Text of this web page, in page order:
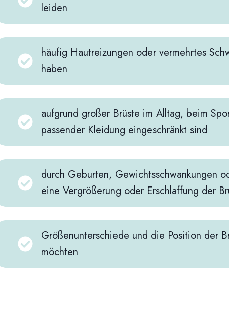
leiden
häufig Hautreizungen oder vermehrtes
haben
aufgrund großer Brüste im Alltag, beim
passender Kleidung eingeschränkt sind
durch Geburten, Gewichtsschwankungen
eine Vergrößerung oder Erschlaffung der
Größenunterschiede und die Position der
möchten